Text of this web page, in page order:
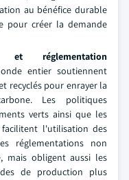
au bénéfice durable
pour créer la demande
et réglementation
entier soutiennent
recyclés pour enrayer la
Les politiques
verts ainsi que les
l'utilisation des
réglementations non
mais obligent aussi les
de production plus